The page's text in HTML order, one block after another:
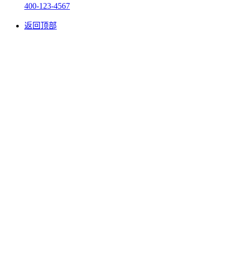
400-123-4567
返回顶部